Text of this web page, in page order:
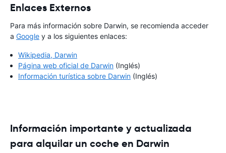
Enlaces Externos
Para más información sobre Darwin, se recomienda acceder
a Google y a los siguientes enlaces:
Wikipedia, Darwin
Página web oficial de Darwin (Inglés)
Información turística sobre Darwin (Inglés)
Información importante y actualizada
para alquilar un coche en Darwin